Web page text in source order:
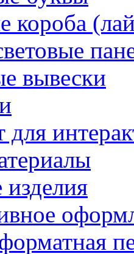
короба
вывески
для